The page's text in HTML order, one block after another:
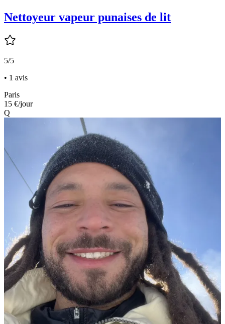
Nettoyeur vapeur punaises de lit
5/5
• 1 avis
Paris
15 €/jour
Q